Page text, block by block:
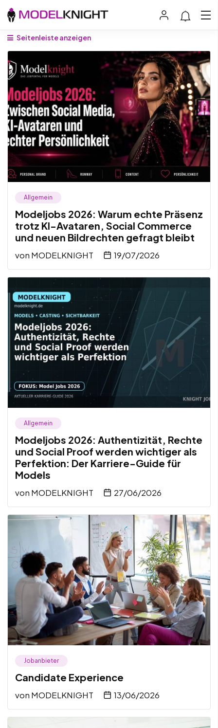
Seitenleiste anzeigen
Allgemein
Modeljobs 2026: Warum echte Präsenz
trotz KI-Avataren, Social Commerce
und neuen Bildrechten gefragt bleibt
von MODELKNIGHT 19/07/2026
Allgemein
Modeljobs 2026: Authentizität, Rechte
und Social Proof werden wichtiger als
Perfektion: Der Karriere-Guide für
Models
von MODELKNIGHT 27/06/2026
Jobanbieter
Candidate Experience
von MODELKNIGHT 13/06/2026